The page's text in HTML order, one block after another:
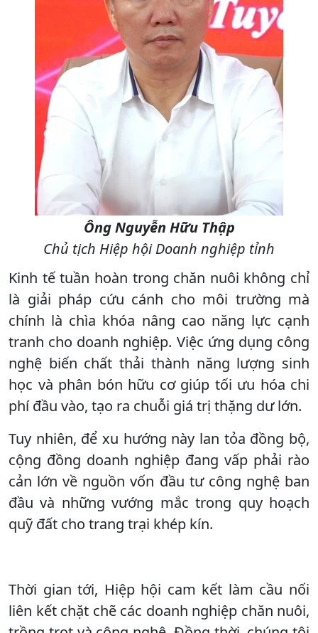
Ông Nguyễn Hữu Thập
Chủ tịch Hiệp hội Doanh nghiệp tỉnh
Kinh tế tuần hoàn trong chăn nuôi không chỉ
là giải pháp cứu cánh cho môi trường mà
chính là chìa khóa nâng cao năng lực cạnh
tranh cho doanh nghiệp. Việc ứng dụng công
nghệ biến chất thải thành năng lượng sinh
học và phân bón hữu cơ giúp tối ưu hóa chi
phí đầu vào, tạo ra chuỗi giá trị thặng dư lớn.
Tuy nhiên, để xu hướng này lan tỏa đồng bộ,
cộng đồng doanh nghiệp đang vấp phải rào
cản lớn về nguồn vốn đầu tư công nghệ ban
đầu và những vướng mắc trong quy hoạch
quỹ đất cho trang trại khép kín.
Thời gian tới, Hiệp hội cam kết làm cầu nối
liên kết chặt chẽ các doanh nghiệp chăn nuôi,